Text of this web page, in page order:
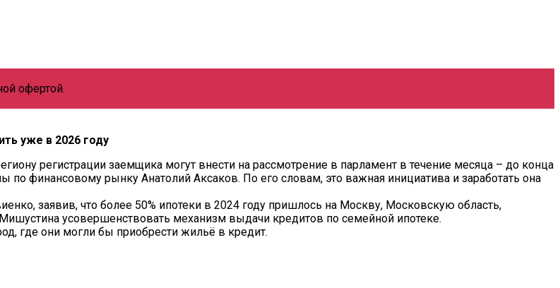
офертой.
уже в 2026 году
регистрации заемщика могут внести на рассмотрение в парламент в течение месяца – до конца
по финансовому рынку Анатолий Аксаков. По его словам, это важная инициатива и заработать она
заявив, что более 50% ипотеки в 2024 году пришлось на Москву, Московскую область,
усовершенствовать механизм выдачи кредитов по семейной ипотеке.
где они могли бы приобрести жильё в кредит.